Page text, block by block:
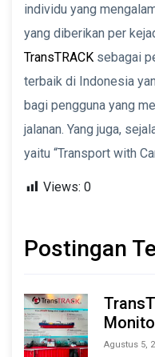
individu yang
yang diberikan per
TransTRACK sebagai
terbaik di Indonesia
bagi pengguna yang
jalanan. Yang juga,
yaitu “Transport with
Views: 0
Postingan
Agustus 5,